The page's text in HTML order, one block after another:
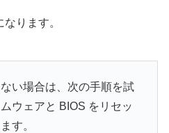
ります。
い場合は、次の手順を試
ウェアと BIOS をリセッ
す。